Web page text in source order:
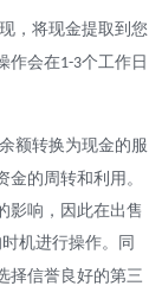
，将现金提取到您
作会在1-3个工作日
额转换为现金的服
的周转和利用。
影响，因此在出售
机进行操作。同
择信誉良好的第三